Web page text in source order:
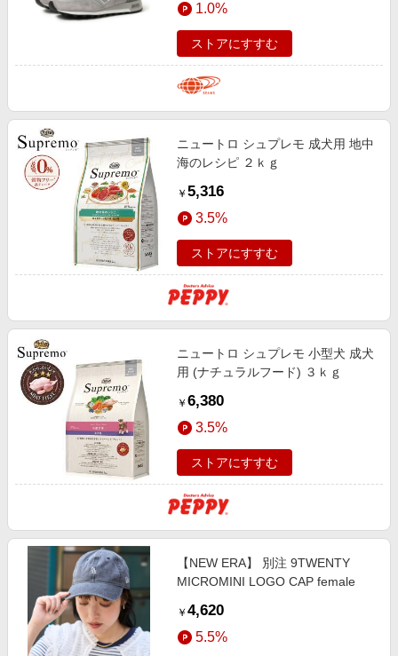
1.0%
ストアにすすむ
ニュートロ シュプレモ 成犬用 地中
海のレシピ ２ｋｇ
￥ 5,316
3.5%
ストアにすすむ
ニュートロ シュプレモ 小型犬 成犬
用 (ナチュラルフード) ３ｋｇ
￥ 6,380
3.5%
ストアにすすむ
【NEW ERA】 別注 9TWENTY
MICROMINI LOGO CAP female
￥ 4,620
5.5%